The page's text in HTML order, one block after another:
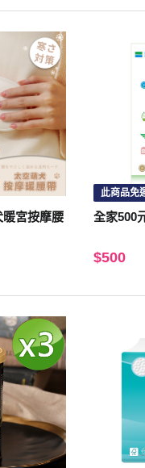
暖宮按摩腰
此商品免
全家500
$500